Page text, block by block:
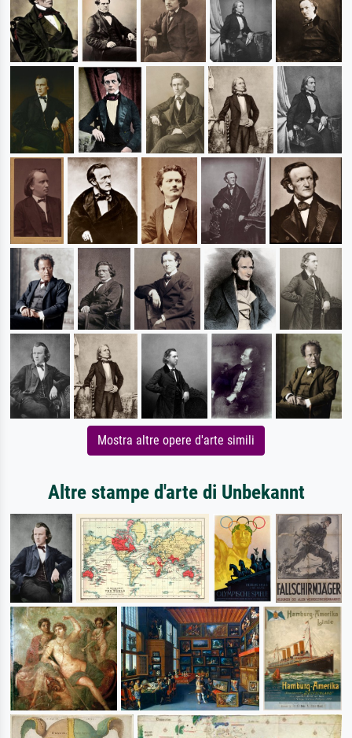
Mostra altre opere d'arte simili
Altre stampe d'arte di Unbekannt